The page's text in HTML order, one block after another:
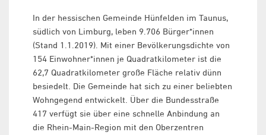
In der hessischen Gemeinde Hünfelden im Taunus,
südlich von Limburg, leben 9.706 Bürger*innen
(Stand 1.1.2019). Mit einer Bevölkerungsdichte von
154 Einwohner*innen je Quadratkilometer ist die
62,7 Quadratkilometer große Fläche relativ dünn
besiedelt. Die Gemeinde hat sich zu einer beliebten
Wohngegend entwickelt. Über die Bundesstraße
417 verfügt sie über eine schnelle Anbindung an
die Rhein-Main-Region mit den Oberzentren